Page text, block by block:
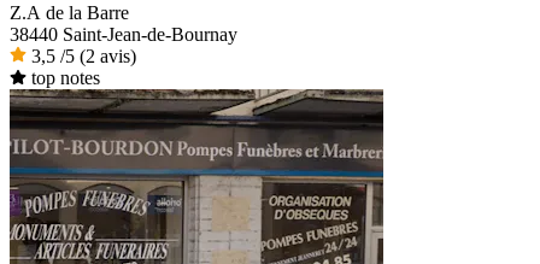
Z.A de la Barre
38440 Saint-Jean-de-Bournay
3,5 /5 (2 avis)
top notes